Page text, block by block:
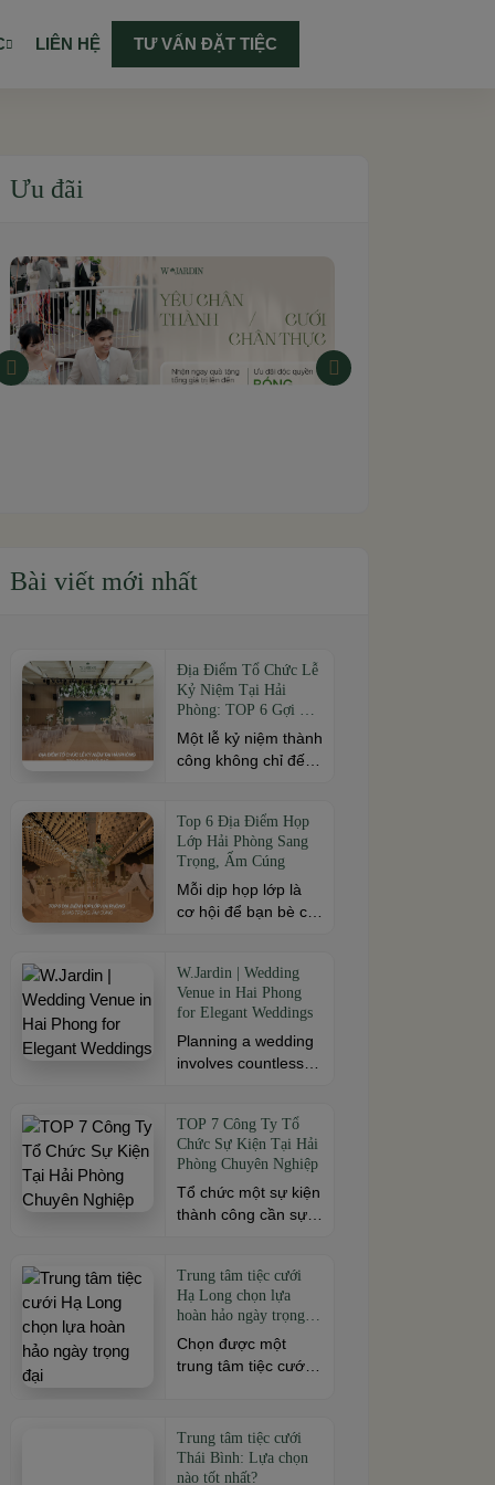
LIÊN HỆ TƯ VẤN ĐẶT TIỆC
Ưu đãi
Bài viết mới nhất
Địa Điểm Tổ Chức Lễ
Kỷ Niệm Tại Hải
Phòng: TOP 6 Gợi Ý
Nổi Bật
Một lễ kỷ niệm thành
công không chỉ đến
vào địa điểm tổ
chức. Nếu bạn đang
tìm kiếm địa điểm tổ
chức lễ kỷ niệm tại
Hải Phòng có không
đáp ứng nhiều quy
mô sự kiện, đừng
Top 6 Địa Điểm Họp
Lớp Hải Phòng Sang
Trọng, Ấm Cúng
Mỗi dịp họp lớp là
cơ hội để bạn bè cũ
sau nhiều năm xa
cách. Để buổi hội
ngộ thêm trọn vẹn,
việc lựa chọn địa
điểm phù hợp về
điều không thể bỏ
qua. Dưới […]
W.Jardin | Wedding
Venue in Hai Phong
for Elegant Weddings
Planning a wedding
involves countless
venue is one of the
most important. As a
leading wedding
venue Hai Phong,
W.Jardin combines
garden spaces,
premium cuisine
prepared under the
ISO 22000:2018
food safety
dedicated event
support to help
TOP 7 Công Ty Tổ
Chức Sự Kiện Tại Hải
Phòng Chuyên Nghiệp
Tổ chức một sự kiện
thành công cần sự
khả năng triển khai
chuyên nghiệp. Tại
Hải Phòng, nhiều
công ty cung cấp đa
dạng dịch vụ từ tiệc
building và sự kiện
doanh nghiệp. Dưới
đây là những […]
Trung tâm tiệc cưới
Hạ Long chọn lựa
hoàn hảo ngày trọng
đại
Chọn được một
trung tâm tiệc cưới
quan trọng đầu tiên
mở ra một ngày
trọng đại hoàn hảo.
Trung tâm tiệc cưới
Thái Bình: Lựa chọn
nào tốt nhất?